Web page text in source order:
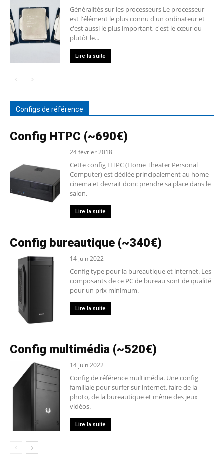
Généralités sur les processeurs Le processeur
est l'élément le plus connu d'un ordinateur et
c'est aussi le plus important, c'est le cœur ou
plutôt le...
Lire la suite
Configs de référence
Config HTPC (~690€)
24 février 2018
Cette config HTPC (Home Theater Personal
Computer) est dédiée principalement au home
cinema et devrait donc prendre sa place dans le
salon.
Lire la suite
Config bureautique (~340€)
14 juin 2022
Config type pour la bureautique et internet. Les
composants de ce PC de bureau sont de qualité
pour un prix minimum.
Lire la suite
Config multimédia (~520€)
14 juin 2022
Config de référence multimédia. Une config
familiale pour surfer sur internet, faire de la
photo, de la bureautique et même des jeux
vidéos.
Lire la suite